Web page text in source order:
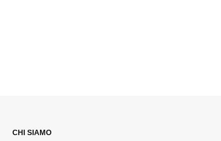
CHI SIAMO